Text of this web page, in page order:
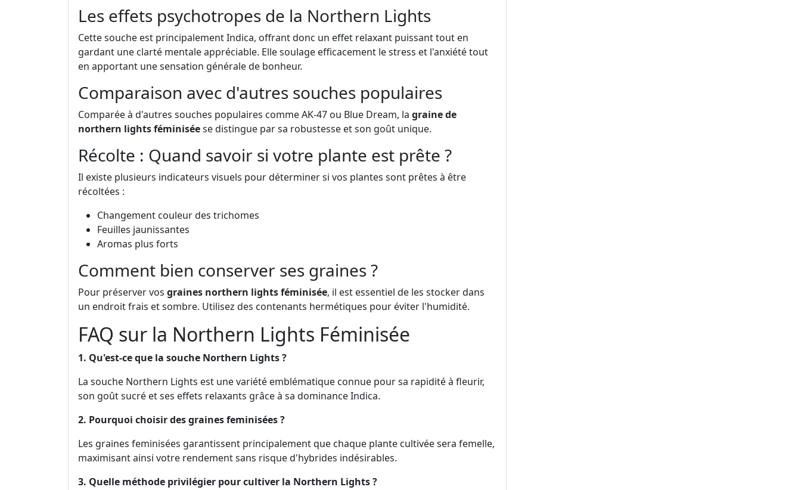
Les effets psychotropes de la Northern Lights
Cette souche est principalement Indica, offrant donc un effet relaxant puissant tout en
gardant une clarté mentale appréciable. Elle soulage efficacement le stress et l'anxiété tout
en apportant une sensation générale de bonheur.
Comparaison avec d'autres souches populaires
Comparée à d'autres souches populaires comme AK-47 ou Blue Dream, la graine de
northern lights féminiséese distingue par sa robustesse et son goût unique.
Récolte : Quand savoir si votre plante est prête ?
Il existe plusieurs indicateurs visuels pour déterminer si vos plantes sont prêtes à être
récoltées :
Changement couleur des trichomes
Feuilles jaunissantes
Aromas plus forts
Comment bien conserver ses graines ?
Pour préserver vos graines northern lights féminisée, il est essentiel de les stocker dans
un endroit frais et sombre. Utilisez des contenants hermétiques pour éviter l'humidité.
FAQ sur la Northern Lights Féminisée
1. Qu'est-ce que la souche Northern Lights ?
La souche Northern Lights est une variété emblématique connue pour sa rapidité à fleurir,
son goût sucré et ses effets relaxants grâce à sa dominance Indica.
2. Pourquoi choisir des graines feminisées ?
Les graines feminisées garantissent principalement que chaque plante cultivée sera femelle,
maximisant ainsi votre rendement sans risque d'hybrides indésirables.
3. Quelle méthode privilégier pour cultiver la Northern Lights ?